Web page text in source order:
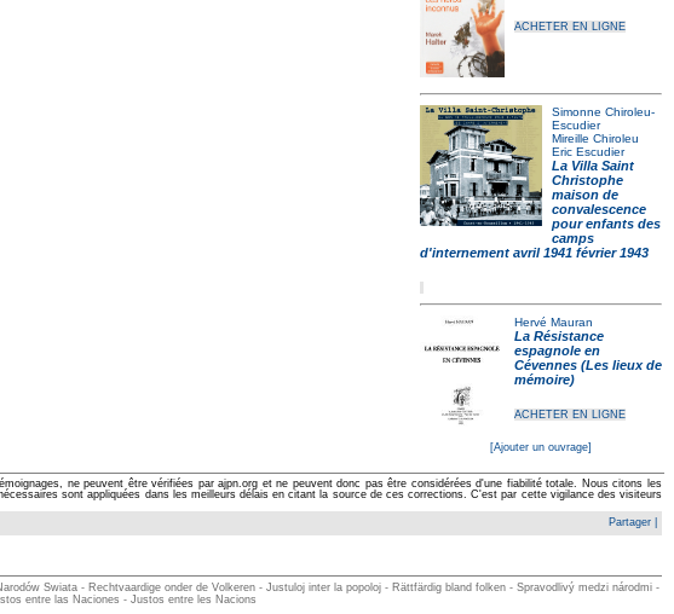
ACHETER EN LIGNE
Simonne Chiroleu-
Escudier
Mireille Chiroleu
Eric Escudier
La Villa Saint
Christophe
maison de
convalescence
pour enfants des
camps
d'internement avril 1941 février 1943
Hervé Mauran
La Résistance
espagnole en
Cévennes (Les lieux de
mémoire)
ACHETER EN LIGNE
[Ajouter un ouvrage]
ne peuvent être vérifiées par ajpn.org et ne peuvent donc pas être considérées d'une fiabilité totale. Nous citons les
sont appliquées dans les meilleurs délais en citant la source de ces corrections. C'est par cette vigilance des visiteurs
Partager
Swiata - Rechtvaardige onder de Volkeren - Justuloj inter la popoloj - Rättfärdig bland folken - Spravodlivý medzi národmi -
entre las Naciones - Justos entre les Nacions